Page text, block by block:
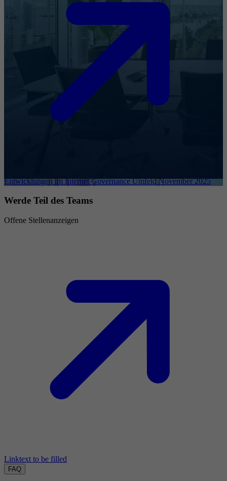
Entwicklungen im Internet Governance Umfeld November 2025
Werde Teil des Teams
Offene Stellenanzeigen
Linktext to be filled
FAQ